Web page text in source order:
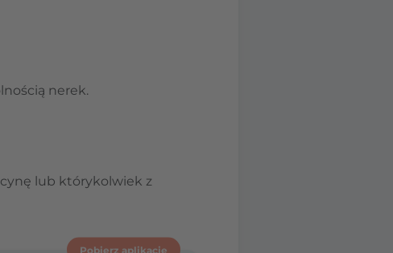
nerek.
lub którykolwiek z
Pobierz aplikację